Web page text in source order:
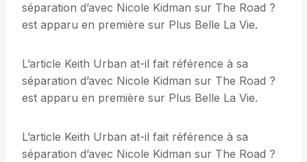
séparation d’avec Nicole Kidman sur The Road ?
est apparu en première sur Plus Belle La Vie.
L’article Keith Urban at-il fait référence à sa
séparation d’avec Nicole Kidman sur The Road ?
est apparu en première sur Plus Belle La Vie.
L’article Keith Urban at-il fait référence à sa
séparation d’avec Nicole Kidman sur The Road ?